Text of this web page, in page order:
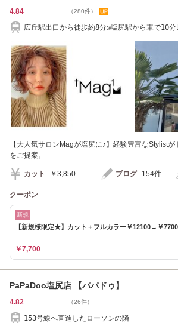
4.84 （280件）
広丘駅出口から徒歩約8分◎塩尻駅から車で10
【大人気サロンMagが塩尻に♪】経験豊富なStylist
をご提案。
カット ￥3,850 ブログ 154件
クーポン
新規
【新規様限定★】カット＋フルカラー￥12100→￥7700
￥7,700
PaPaDoo塩尻店 【パパドゥ】
4.82 （26件）
153号線へ直進したローソンの隣